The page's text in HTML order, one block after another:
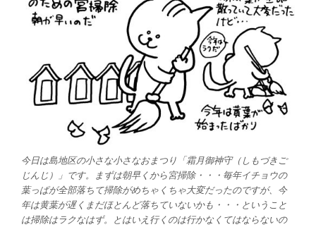
今日は島地区の小さな小さなおまつり「霜月御神守（しもづきご
じんじ）」です。まずは朝早くから宮掃除・・・毎年イチョウの
葉っぱが全部落ちて掃除がめちゃくちゃ大変だったのですが、今
年は黄葉が遅くまだほとんど落ちていないかも・・・ということ
は掃除はラクなはず。とはいえ行くのは行かなくてはならないの